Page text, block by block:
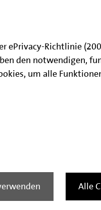
ePrivacy-Richtlinie
den notwendigen,
um alle
Alle
und